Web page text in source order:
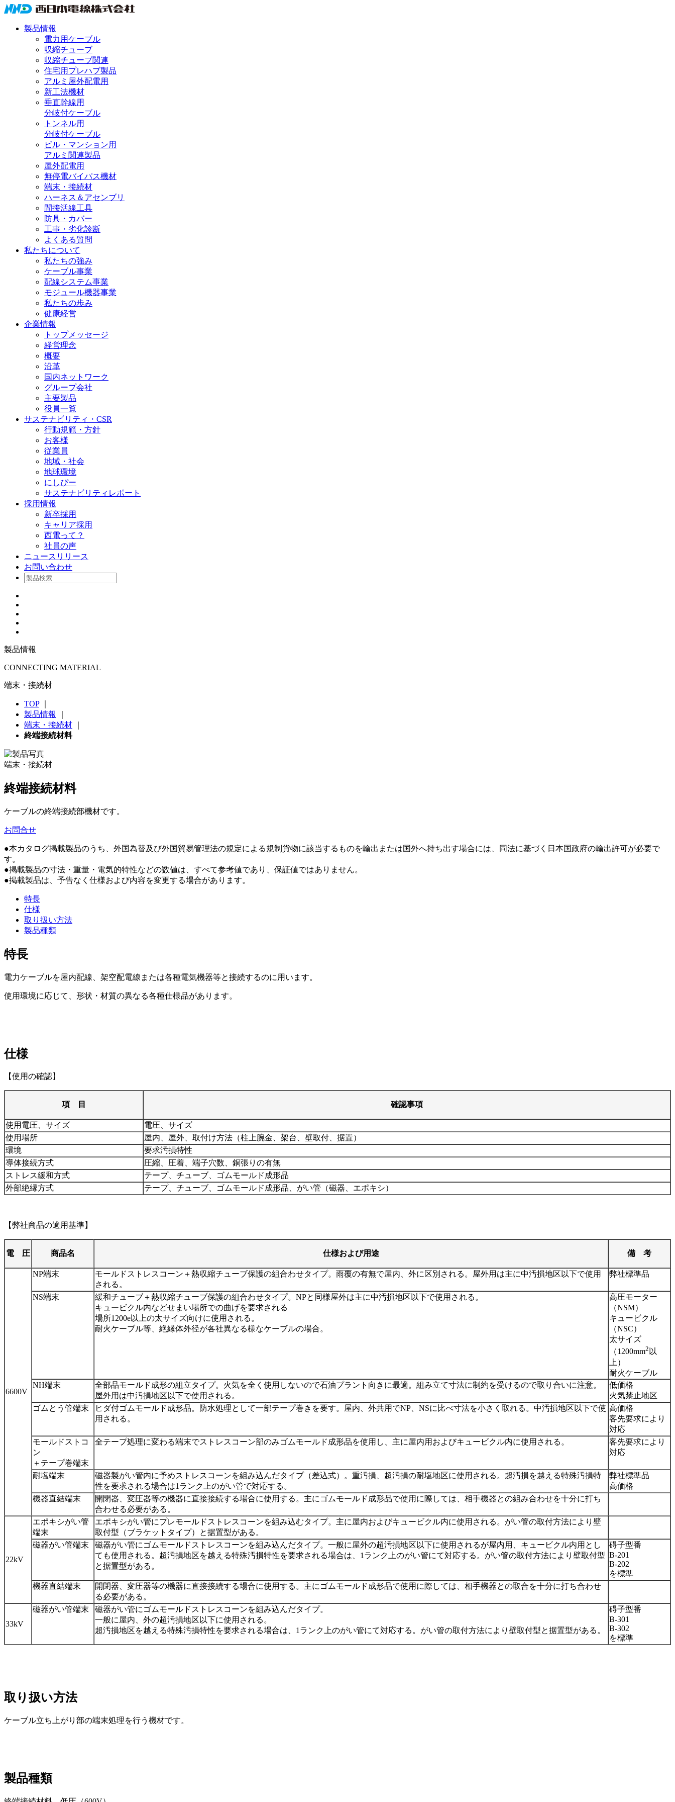
製品情報
電力用ケーブル
収縮チューブ
収縮チューブ関連
住宅用プレハブ製品
アルミ屋外配電用
新工法機材
垂直幹線用
分岐付ケーブル
トンネル用
分岐付ケーブル
ビル・マンション用
アルミ関連製品
屋外配電用
無停電バイパス機材
端末・接続材
ハーネス＆アセンブリ
間接活線工具
防具・カバー
工事・劣化診断
よくある質問
私たちについて
私たちの強み
ケーブル事業
配線システム事業
モジュール機器事業
私たちの歩み
健康経営
企業情報
トップメッセージ
経営理念
概要
沿革
国内ネットワーク
グループ会社
主要製品
役員一覧
サステナビリティ・CSR
行動規範・方針
お客様
従業員
地域・社会
地球環境
にしぴー
サステナビリティレポート
採用情報
新卒採用
キャリア採用
西電って？
社員の声
ニュースリリース
お問い合わせ
製品情報
CONNECTING MATERIAL
端末・接続材
TOP｜
製品情報
端末・接続材
終端接続材料
端末・接続材
終端接続材料
ケーブルの終端接続部機材です。
お問合せ
●本カタログ掲載製品のうち、外国為替及び外国貿易管理法の規定による規制貨物に該当するものを輸出または国外へ持ち出す場合には、同法に基づく日本国政府の輸出許可が必要で
す。
●掲載製品の寸法・重量・電気的特性などの数値は、すべて参考値であり、保証値ではありません。
●掲載製品は、予告なく仕様および内容を変更する場合があります。
特長
仕様
取り扱い方法
製品種類
特長
電力ケーブルを屋内配線、架空配電線または各種電気機器等と接続するのに用います。
使用環境に応じて、形状・材質の異なる各種仕様品があります。
仕様
【使用の確認】
項 目 確認事項
使用電圧、サイズ
電圧、サイズ
使用場所
屋内、屋外、取付け方法（柱上腕金、架台、壁取付、据置）
環境
要求汚損特性
導体接続方式
圧縮、圧着、端子穴数、銅張りの有無
ストレス緩和方式
テープ、チューブ、ゴムモールド成形品
外部絶縁方式
テープ、チューブ、ゴムモールド成形品、がい管（磁器、エポキシ）
【弊社商品の適用基準】
電 圧 商品名 仕様および用途 備 考
6600V
NP端末
モールドストレスコーン＋熱収縮チューブ保護の組合わせタイプ。雨覆の有無で屋内、外に区別される。屋外用は主に中汚損地区以下で使用
される。
弊社標準品
NS端末
緩和チューブ＋熱収縮チューブ保護の組合わせタイプ。NPと同様屋外は主に中汚損地区以下で使用される。
キュービクル内などせまい場所での曲げを要求される
場所1200e以上の太サイズ向けに使用される。
耐火ケーブル等、絶縁体外径が各社異なる様なケーブルの場合。
高圧モーター
（NSM）
キュービクル
（NSC）
太サイズ
（1200mm2以
上）
耐火ケーブル
NH端末
全部品モールド成形の組立タイプ。火気を全く使用しないので石油プラント向きに最適。組み立て寸法に制約を受けるので取り合いに注意。
屋外用は中汚損地区以下で使用される。
低価格
火気禁止地区
ゴムとう管端末
ヒダ付ゴムモールド成形品。防水処理として一部テープ巻きを要す。屋内、外共用でNP、NSに比べ寸法を小さく取れる。中汚損地区以下で使
用される。
高価格
客先要求により
対応
モールドストコ
ン
＋テープ巻端末
全テープ処理に変わる端末でストレスコーン部のみゴムモールド成形品を使用し、主に屋内用およびキュービクル内に使用される。
客先要求により
対応
耐塩端末
磁器製がい管内に予めストレスコーンを組み込んだタイプ（差込式）。重汚損、超汚損の耐塩地区に使用される。超汚損を越える特殊汚損特
性を要求される場合は1ランク上のがい管で対応する。
弊社標準品
高価格
機器直結端末
開閉器、変圧器等の機器に直接接続する場合に使用する。主にゴムモールド成形品で使用に際しては、相手機器との組み合わせを十分に打ち
合わせる必要がある。
22kV
エポキシがい管
端末
エポキシがい管にプレモールドストレスコーンを組み込むタイプ。主に屋内およびキュービクル内に使用される。がい管の取付方法により壁
取付型（ブラケットタイプ）と据置型がある。
磁器がい管端末
磁器がい管にゴムモールドストレスコーンを組み込んだタイプ。一般に屋外の超汚損地区以下に使用されるが屋内用、キュービクル内用とし
ても使用される。超汚損地区を越える特殊汚損特性を要求される場合は、1ランク上のがい管にて対応する。がい管の取付方法により壁取付型
と据置型がある。
碍子型番
B-201
B-202
を標準
機器直結端末
開閉器、変圧器等の機器に直接接続する場合に使用する。主にゴムモールド成形品で使用に際しては、相手機器との取合を十分に打ち合わせ
る必要がある。
33kV
磁器がい管端末
磁器がい管にゴムモールドストレスコーンを組み込んだタイプ。
一般に屋内、外の超汚損地区以下に使用される。
超汚損地区を越える特殊汚損特性を要求される場合は、1ランク上のがい管にて対応する。がい管の取付方法により壁取付型と据置型がある。
碍子型番
B-301
B-302
を標準
取り扱い方法
ケーブル立ち上がり部の端末処理を行う機材です。
製品種類